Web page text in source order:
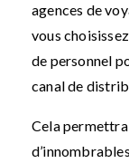
agences de
vous
de personnel
canal de
Cela permettra